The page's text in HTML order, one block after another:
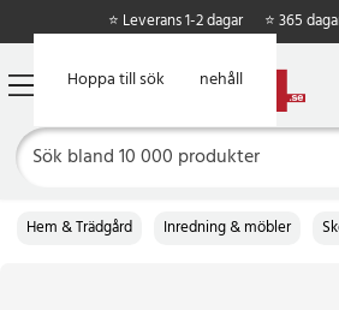
Hoppa till huvudinnehåll
Hoppa till sök
⭐ Leverans 1-2 dagar ⭐ 365
Hem & Trädgård Inredning & möbler